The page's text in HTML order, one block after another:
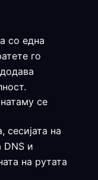
со една
го
се
сесијата на
DNS и
на рутата